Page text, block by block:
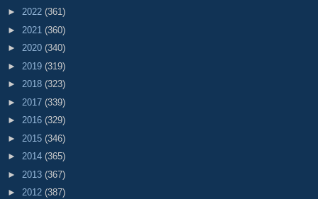
► 2022 (361)
► 2021 (360)
► 2020 (340)
► 2019 (319)
► 2018 (323)
► 2017 (339)
► 2016 (329)
► 2015 (346)
► 2014 (365)
► 2013 (367)
► 2012 (387)